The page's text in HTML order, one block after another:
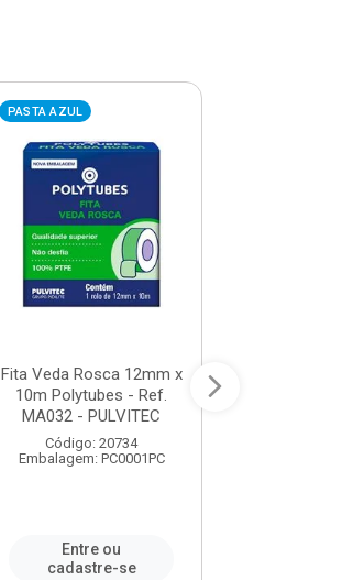
PASTA AZUL
Fita Veda Rosca 12mm x
10m Polytubes - Ref.
MA032 - PULVITEC
Código: 20734
Embalagem: PC0001PC
Entre ou
cadastre-se